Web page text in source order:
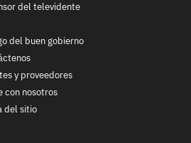
del televidente
del buen gobierno
y proveedores
con nosotros
del sitio